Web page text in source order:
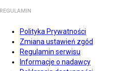
REGULAMIN
Polityka Prywatności
Zmiana ustawień zgód
Regulamin serwisu
Informacje o nadawcy